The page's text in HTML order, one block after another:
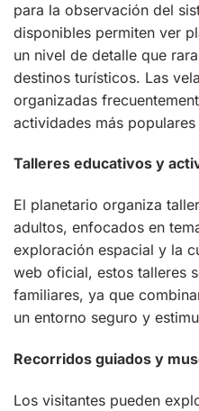
para la observación del
disponibles permiten ver
un nivel de detalle que
destinos turísticos. Las
organizadas
actividades más
Talleres educativos y
El planetario organiza
adultos, enfocados en
exploración espacial y la
web oficial, estos talleres
familiares, ya que
un entorno seguro y
Recorridos guiados y
Los visitantes pueden